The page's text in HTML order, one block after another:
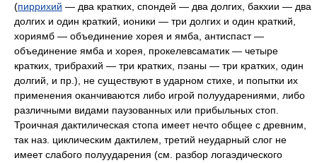
(пиррихий — два кратких, спондей — два долгих, бакхии — два
долгих и один краткий, ионики — три долгих и один краткий,
хориямб — объединение хорея и ямба, антиспаст —
объединение ямба и хорея, прокелевсаматик — четыре
кратких, трибрахий — три кратких, пэаны — три кратких, один
долгий, и пр.), не существуют в ударном стихе, и попытки их
применения оканчиваются либо игрой полуударениями, либо
различными видами паузованных или прибыльных стоп.
Троичная дактилическая стопа имеет нечто общее с древним,
так наз. циклическим дактилем, третий неударный слог не
имеет слабого полуударения (см. разбор логаэдического